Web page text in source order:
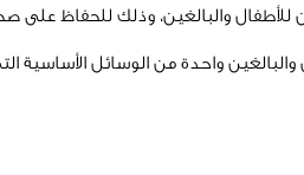
والبالغين، وذلك للحفاظ على
واحدة من الوسائل الأساسية